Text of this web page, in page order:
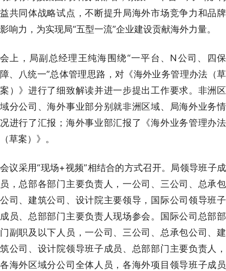
益共同体战略试点，不断提升局海外市场竞争力和品牌
影响力，为实现局“五型一流”企业建设贡献海外力量。
会上，局副总经理王纯海围绕“一平台、N公司、四保
障、八统一”总体管理思路，对《海外业务管理办法（草
案）》进行了细致解读并进一步提出工作要求。非洲区
域分公司、海外事业部分别就非洲区域、局海外业务情
况进行了汇报；海外事业部汇报了《海外业务管理办法
（草案）》。
会议采用“现场+视频”相结合的方式召开。局领导班子成
员，总部各部门主要负责人，一公司、三公司、总承包
公司、建筑公司、设计院主要领导，国际公司领导班子
成员、总部部门主要负责人现场参会。国际公司总部部
门副职及以下人员，一公司、三公司、总承包公司、建
筑公司、设计院领导班子成员、总部部门主要负责人，
各海外区域分公司全体人员，各海外项目领导班子成员